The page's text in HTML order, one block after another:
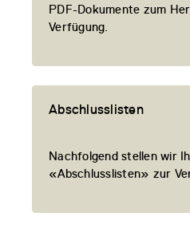
PDF-Dokumente zum
Verfügung.
Abschlusslisten
Nachfolgend stellen wir
«Abschlusslisten» zur